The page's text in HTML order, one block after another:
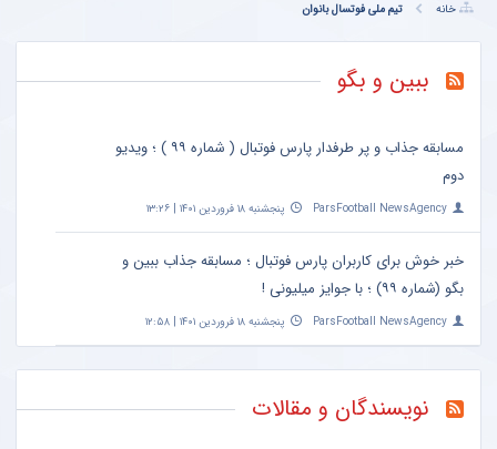
=>
فروشگاهت
رو ثبت
کن
محصولت
رو بالاببر
رو ثبت
شو ،
آنلاین و
خانه تیم ملی فوتسال بانوان
ببین و بگو
مسابقه جذاب و پر طرفدار پارس فوتبال ( شماره ۹۹ ) ؛ ویدیو
دوم
ParsFootball NewsAgency پنجشنبه ۱۸ فروردین ۱۴۰۱ | ۱۳:۲۶
خبر خوش برای کاربران پارس فوتبال ؛ مسابقه جذاب ببین و
بگو (شماره ۹۹) ؛ با جوایز میلیونی !
ParsFootball NewsAgency پنجشنبه ۱۸ فروردین ۱۴۰۱ | ۱۲:۵۸
نویسندگان و مقالات